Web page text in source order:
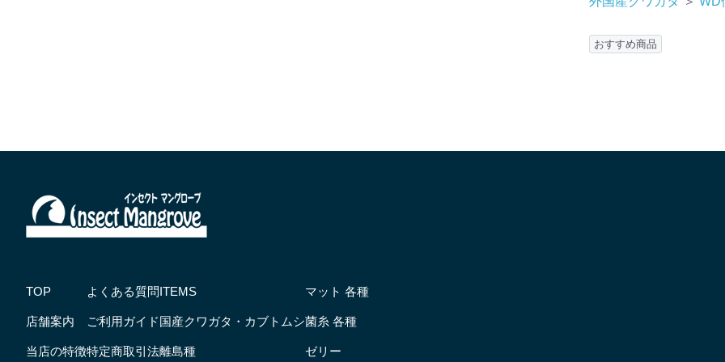
おすすめ商品
TOP
店舗案内
当店の特徴
よくある質問
ご利用ガイド
特定商取引法
ITEMS
国産クワガタ・カブトムシ
離島種
マット 各種
菌糸 各種
ゼリー